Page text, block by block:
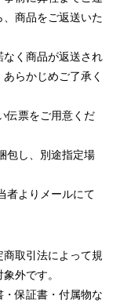
商品をご返送いた
く商品が返送され
らかじめご了承く
伝票をご用意くだ
包し、別途指定場
よりメールにて
取引法によって規
外です。
保証書・付属物な